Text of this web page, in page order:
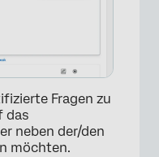
Fragen zu
das
neben der/den
möchten.